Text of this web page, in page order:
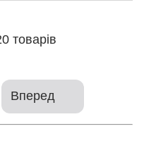
товарів
Вперед